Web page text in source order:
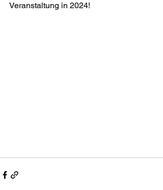
Veranstaltung in 2024!